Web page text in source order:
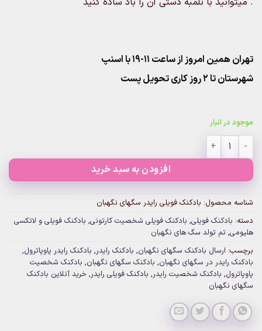
تهران همین امروز از ساعت ۱۱-۱۹ با اسنپ
شهرستان تا 2 روز کاری تحویل پست
موجود در انبار
بادکنک فویلی رایدر سگهای نگهبان عدد
افزودن به سبد خرید
شناسه محصول: بادکنک فویلی رایدر سگهای نگهبان
دسته: بادکنک فویلی, بادکنک فویلی شخصیت کارتونی, بادکنک فویلی و لاتکسی
هلیومی, تم تولد سگ های نگهبان
برچسب: ارسال بادکنک سگهای نگهبان, بادکنک رایدر, بادکنک رایدر پاوپاترول,
بادکنک رایدر در سگهای نگهبان, بادکنک سگهای نگهبان, بادکنک شخصیت
پاوپاترول, بادکنک شخصیت رایدر, بادکنک فویلی رایدر, خرید آنلاین بادکنک
سگهای نگهبان